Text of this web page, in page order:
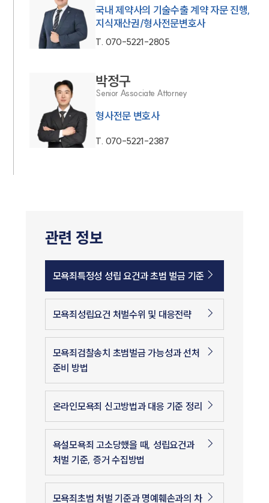
국내 제약사의 기술수출 계약 자문 진행,
지식재산권/형사전문변호사
T. 070-5221-2805
박정구
Senior Associate Attorney
형사전문 변호사
T. 070-5221-2387
관련 정보
모욕죄특정성 성립 요건과 초범 벌금 기준
모욕죄성립요건 처벌수위 및 대응전략
모욕죄검찰송치 초범벌금 가능성과 선처
준비 방법
온라인모욕죄 신고방법과 대응 기준 정리
욕설모욕죄 고소당했을 때, 성립요건과
처벌 기준, 증거 수집방법
모욕죄초범 처벌 기준과 명예훼손과의 차